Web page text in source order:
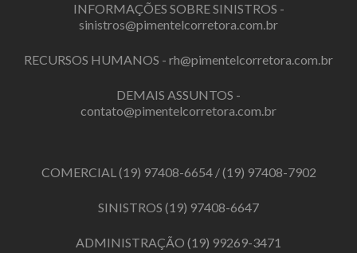
INFORMAÇÕES SOBRE SINISTROS -
sinistros@pimentelcorretora.com.br
RECURSOS HUMANOS - rh@pimentelcorretora.com.br
DEMAIS ASSUNTOS -
contato@pimentelcorretora.com.br
COMERCIAL(19) 97408-6654/(19) 97408-7902
SINISTROS (19) 97408-6647
ADMINISTRAÇÃO (19) 99269-3471